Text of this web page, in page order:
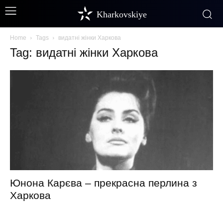
Kharkovskiye
Home Tags видатні жінки Харкова
Tag: видатні жінки Харкова
Юнона Карєва – прекрасна перлина з
Харкова